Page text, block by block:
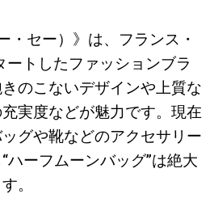
・セー）》は、フランス・
トしたファッションブラ
のこないデザインや上質な
実度などが魅力です。現在
グや靴などのアクセサリー
ハーフムーンバッグ”は絶大
。